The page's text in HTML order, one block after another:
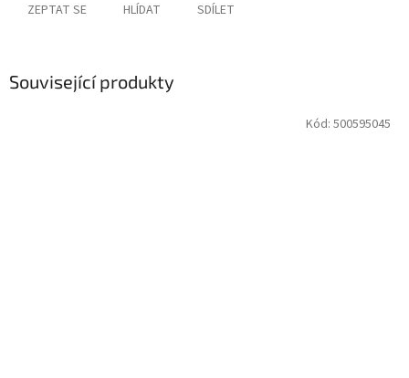
ZEPTAT SE HLÍDAT SDÍLET
Související produkty
Kód: 500595045